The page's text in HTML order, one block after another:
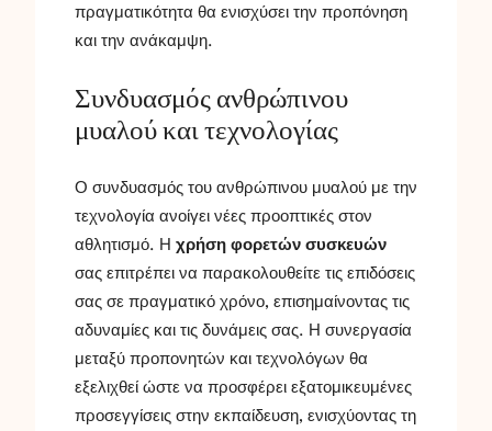
πραγματικότητα θα ενισχύσει την προπόνηση
και την ανάκαμψη.
Συνδυασμός ανθρώπινου
μυαλού και τεχνολογίας
Ο συνδυασμός του ανθρώπινου μυαλού με την
τεχνολογία ανοίγει νέες προοπτικές στον
αθλητισμό. Η χρήση φορετών συσκευών
σας επιτρέπει να παρακολουθείτε τις επιδόσεις
σας σε πραγματικό χρόνο, επισημαίνοντας τις
αδυναμίες και τις δυνάμεις σας. Η συνεργασία
μεταξύ προπονητών και τεχνολόγων θα
εξελιχθεί ώστε να προσφέρει εξατομικευμένες
προσεγγίσεις στην εκπαίδευση, ενισχύοντας τη